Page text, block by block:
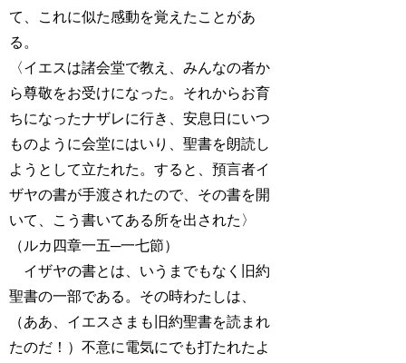
て、これに似た感動を覚えたことがあ
る。
〈イエスは諸会堂で教え、みんなの者か
ら尊敬をお受けになった。それからお育
ちになったナザレに行き、安息日にいつ
ものように会堂にはいり、聖書を朗読し
ようとして立たれた。すると、預言者イ
ザヤの書が手渡されたので、その書を開
いて、こう書いてある所を出された〉
（ルカ四章一五─一七節）
イザヤの書とは、いうまでもなく旧約
聖書の一部である。その時わたしは、
（ああ、イエスさまも旧約聖書を読まれ
たのだ！）不意に電気にでも打たれたよ